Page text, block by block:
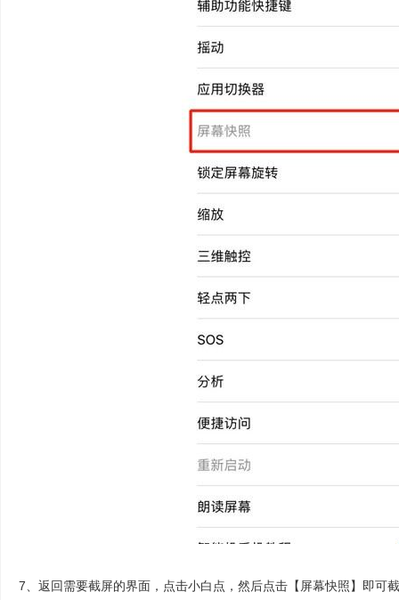
7、返回需要截屏的界面，点击小白点，然后点击【屏幕快照】即可